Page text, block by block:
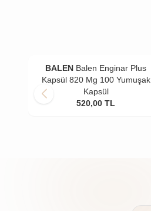
BALEN Balen Enginar Plus
Kapsül 820 Mg 100 Yumuşak
Kapsül
520,00 TL